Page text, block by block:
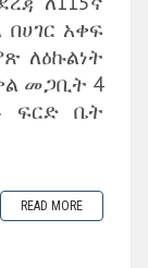
በሀገር አቀፍ
ለዕኩልነት
መጋቢት 4
ፍርድ ቤት
READ MORE